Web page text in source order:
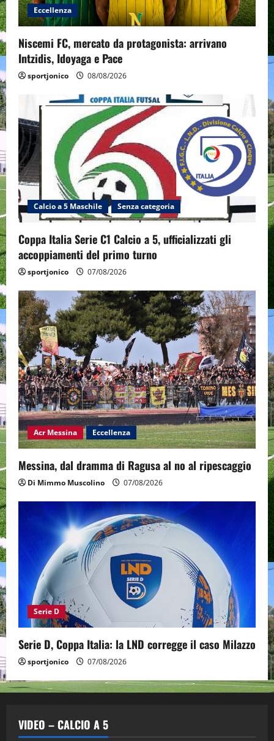
Eccellenza
Niscemi FC, mercato da protagonista: arrivano
Intzidis, Idoyaga e Pace
sportjonico 08/08/2026
Calcio a 5 Maschile Senza categoria
Coppa Italia Serie C1 Calcio a 5, ufficializzati gli
accoppiamenti del primo turno
sportjonico 07/08/2026
Acr Messina Eccellenza
Messina, dal dramma di Ragusa al no al ripescaggio
Di Mimmo Muscolino 07/08/2026
Serie D
Serie D, Coppa Italia: la LND corregge il caso Milazzo
sportjonico 07/08/2026
VIDEO – CALCIO A 5